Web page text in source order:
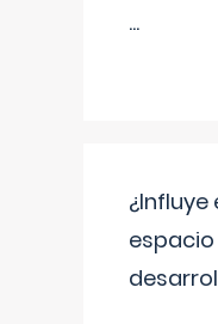
...
¿Influye
espacio